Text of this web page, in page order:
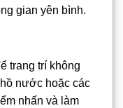
gian yên bình.
trang trí không
nước hoặc các
nhấn và làm